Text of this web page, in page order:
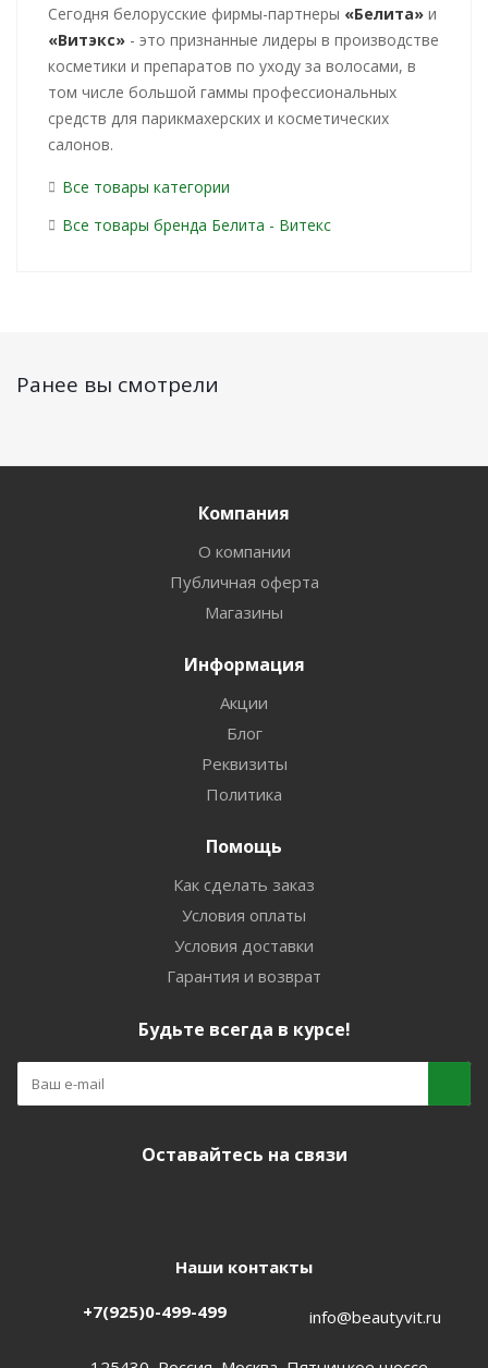
Cегодня белорусские фирмы-партнеры «Белита» и
«Витэкс» - это признанные лидеры в производстве
косметики и препаратов по уходу за волосами, в
том числе большой гаммы профессиональных
средств для парикмахерских и косметических
салонов.
Все товары категории
Все товары бренда Белита - Витекс
Ранее вы смотрели
Компания
О компании
Публичная оферта
Магазины
Информация
Акции
Блог
Реквизиты
Политика
Помощь
Как сделать заказ
Условия оплаты
Условия доставки
Гарантия и возврат
Будьте всегда в курсе!
Оставайтесь на связи
Наши контакты
+7(925)0-499-499 info@beautyvit.ru